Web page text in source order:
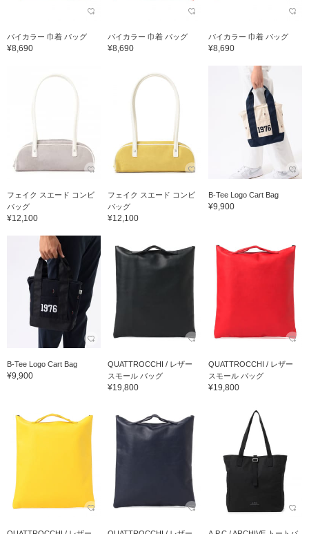
バイカラー 巾着 バッグ
¥8,690
バイカラー 巾着 バッグ
¥8,690
バイカラー 巾着 バッグ
¥8,690
フェイク スエード コンビ
バッグ
¥12,100
フェイク スエード コンビ
バッグ
¥12,100
B-Tee Logo Cart Bag
¥9,900
B-Tee Logo Cart Bag
¥9,900
QUATTROCCHI / レザー
スモール バッグ
¥19,800
QUATTROCCHI / レザー
スモール バッグ
¥19,800